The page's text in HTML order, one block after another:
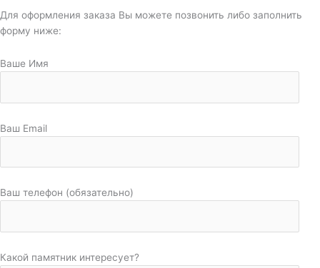
Для оформления заказа Вы можете позвонить либо заполнить
форму ниже:
Ваше Имя
Ваш Email
Ваш телефон (обязательно)
Какой памятник интересует?